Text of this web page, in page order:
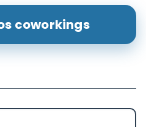
coworkings